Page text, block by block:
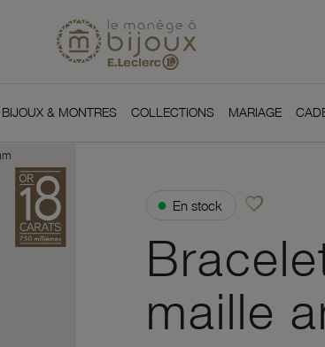
BIJOUX & MONTRES COLLECTIONS MARIAGE
● En stock favorite_borderAjouter à vos
maille